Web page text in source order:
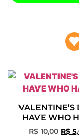
VALENTINE’S
HAVE WHO
R$10,00 R$